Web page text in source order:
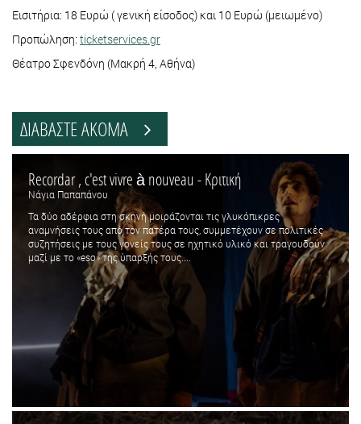
Εισιτήρια: 18 Ευρώ ( γενική είσοδος) και 10 Ευρώ (μειωμένο)
Προπώληση: ticketservices.gr
Θέατρο Σφενδόνη (Μακρή 4, Αθήνα)
ΔΙΑΒΑΣΤΕ ΑΚΟΜΑ
Recordar , c'est vivre à nouveau - Κριτική
Νάγια Παπαπάνου
Τα δύο αδέρφια στη σκηνή μοιράζονται τις γλυκόπικρες
αναμνήσεις τους από τον πατέρα τους, συμμετέχουν σε πολιτικές
συζητήσεις με τους γονείς τους σε ηχητικό υλικό και τραγουδούν
μαζί με το «eso» της ύπαρξής τους....